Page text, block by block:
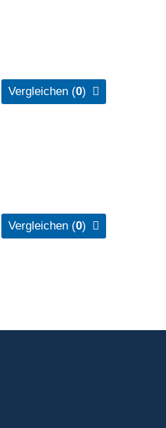
Vergleichen (0)
Vergleichen (0)